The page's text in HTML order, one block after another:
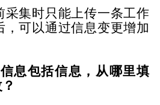
采集时只能上传一条工作
，可以通过信息变更增加
息包括信息，从哪里填